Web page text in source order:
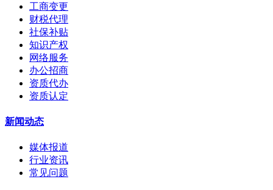
工商变更
财税代理
社保补贴
知识产权
网络服务
办公招商
资质代办
资质认定
新闻动态
媒体报道
行业资讯
常见问题